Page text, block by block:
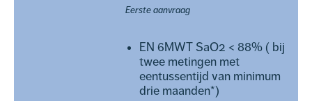
Eerste aanvraag
EN 6MWT SaO2 < 88% ( bij
twee metingen met
eentussentijd van minimum
drie maanden*)